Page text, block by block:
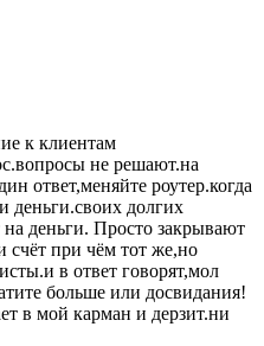
к клиентам
не решают.на
ответ,меняйте роутер.когда
деньги.своих долгих
деньги. Просто закрывают
счёт при чём тот же,но
в ответ говорят,мол
больше или досвидания!
в мой карман и дерзит.ни